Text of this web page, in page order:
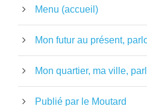
Menu (accueil)
Mon futur au présent,
Mon quartier, ma ville,
Publié par le Moutard